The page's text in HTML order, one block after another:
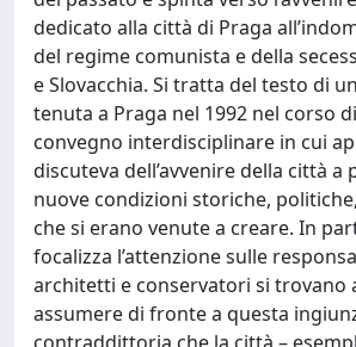
dedicato alla città di Praga
del regime comunista e della
e Slovacchia. Si tratta del testo di
tenuta a Praga nel 1992 nel corso
convegno interdisciplinare in cui
discuteva dell’avvenire della città a
nuove condizioni storiche,
che si erano venute a creare. In
focalizza l’attenzione sulle
architetti e conservatori si trovano
assumere di fronte a questa